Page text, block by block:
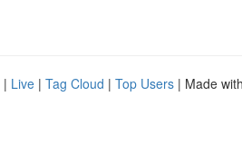
| Live | Tag Cloud | Top Users | Made with